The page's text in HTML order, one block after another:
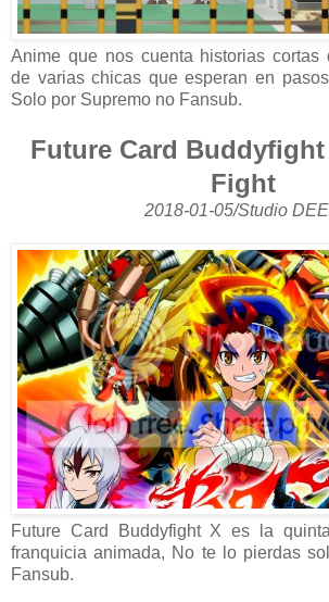
Anime que nos cuenta historias cortas
de varias chicas que esperan en
Solo por Supremo no Fansub.
Future Card
Fight
2018-01-05/Studio
Future Card Buddyfight X es la
franquicia animada, No te lo pierdas
Fansub.